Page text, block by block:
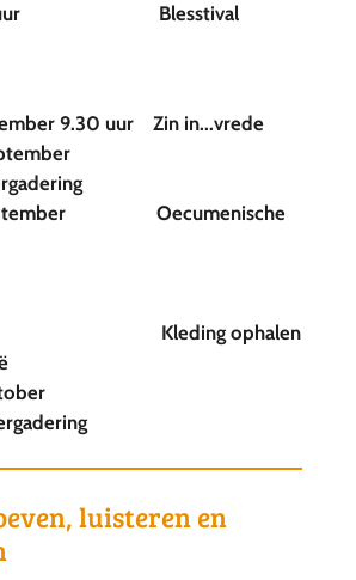
Blesstival
9.30 uur Zin in...vrede
Oecumenische
ophalen
luisteren en